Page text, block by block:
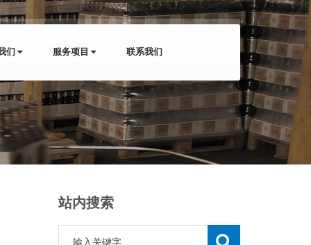
们 服务项目 联系我们
站内搜索